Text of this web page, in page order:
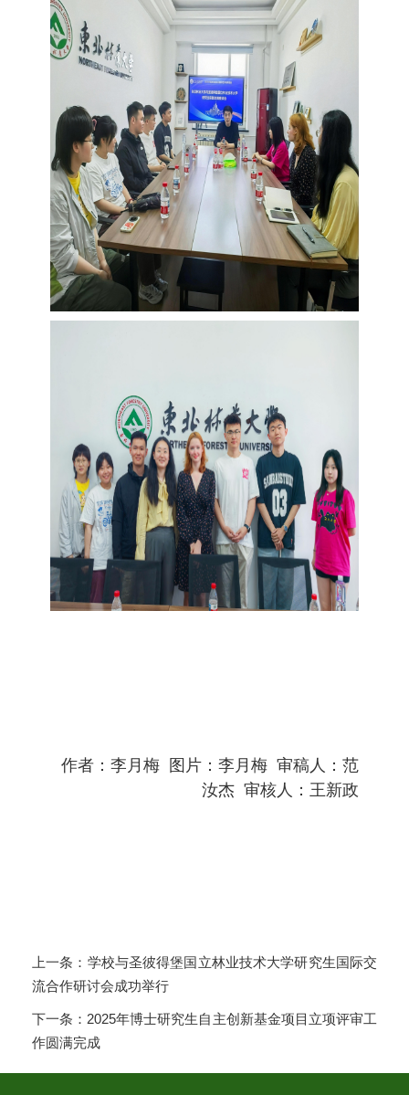
作者：李月梅 图片：李月梅 审稿人：范
汝杰 审核人：王新政
上一条： 学校与圣彼得堡国立林业技术大学研究生国际交
流合作研讨会成功举行
下一条： 2025年博士研究生自主创新基金项目立项评审工
作圆满完成